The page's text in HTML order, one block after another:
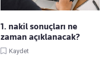
1. nakil sonuçları ne
zaman açıklanacak?
Kaydet